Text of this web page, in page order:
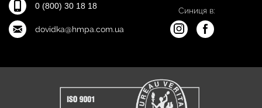
0 (800) 30 18 18
dovidka@hmpa.com.ua
Синиця в: